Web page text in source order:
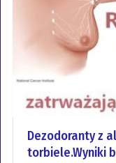
Dezodoranty z
torbiele.Wyniki